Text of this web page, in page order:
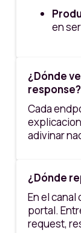
en
¿Dónde
response?
Cada
adivinar
¿Dónde
En el
portal.
request,